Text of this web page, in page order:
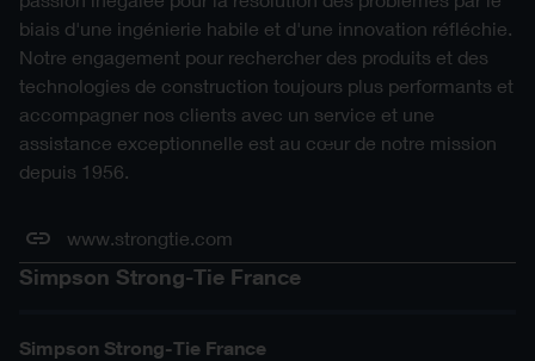
biais d'une ingénierie habile et d'une innovation réfléchie.
Notre engagement pour rechercher des produits et des
technologies de construction toujours plus performants et
accompagner nos clients avec un service et une
assistance exceptionnelle est au cœur de notre mission
depuis 1956.
www.strongtie.com
Simpson Strong-Tie France
Simpson Strong-Tie France